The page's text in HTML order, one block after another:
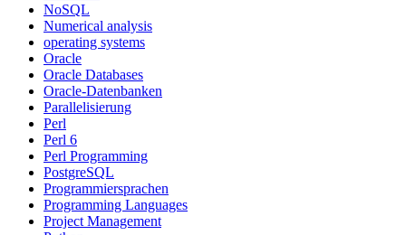
NoSQL
Numerical analysis
operating systems
Oracle
Oracle Databases
Oracle-Datenbanken
Parallelisierung
Perl
Perl 6
Perl Programming
PostgreSQL
Programmiersprachen
Programming Languages
Project Management